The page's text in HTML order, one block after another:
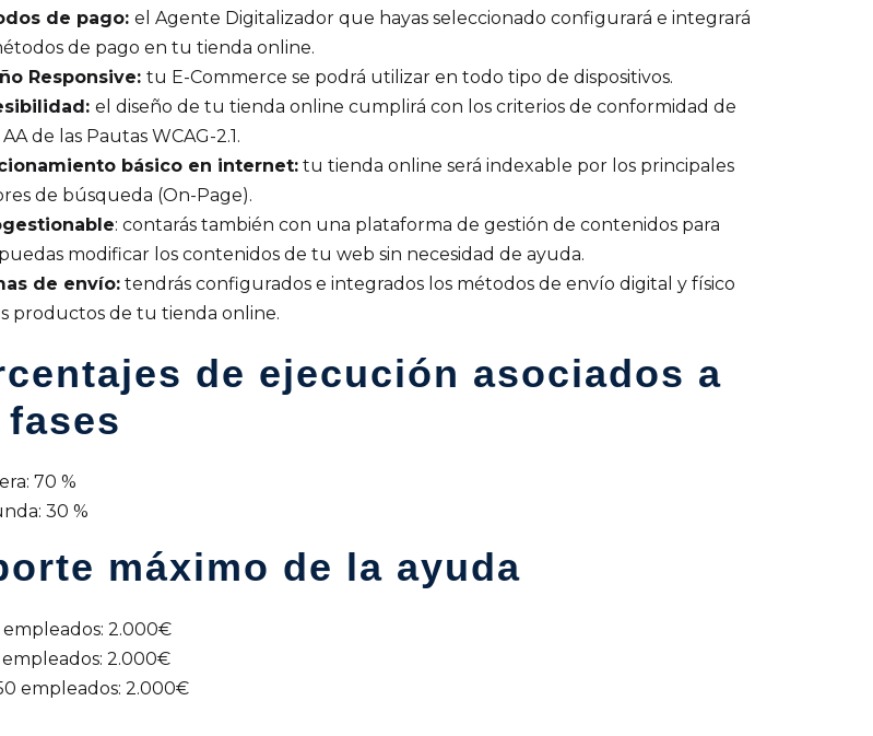
de pago: el Agente Digitalizador que hayas seleccionado configurará e integrará
de pago en tu tienda online.
Responsive: tu E-Commerce se podrá utilizar en todo tipo de dispositivos.
el diseño de tu tienda online cumplirá con los criterios de conformidad de
de las Pautas WCAG-2.1.
básico en internet:tu tienda online será indexable por los principales
de búsqueda (On-Page).
: contarás también con una plataforma de gestión de contenidos para
modificar los contenidos de tu web sin necesidad de ayuda.
de envío:tendrás configurados e integrados los métodos de envío digital y físico
productos de tu tienda online.
de ejecución asociados a
70 %
30 %
máximo de la ayuda
empleados: 2.000€
empleados: 2.000€
empleados: 2.000€